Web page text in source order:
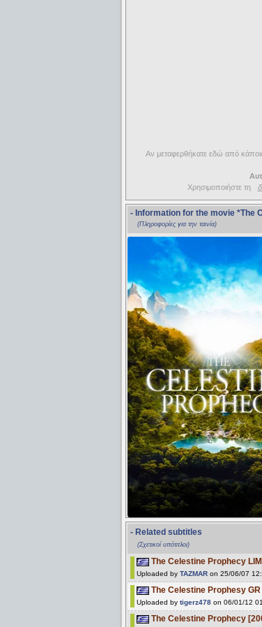
Αν μεταφερθήκατε εδώ από
Χρησιμοποιήστε τη
- Information for the movie *The
(Πληροφορίες για την ταινία)
- Related subtitles
(Σχετικοί υπότιτλοι)
Τhe Celestine Prophecy
Uploaded by TAZMAR on 25/06/07
The Celestine Prophesy
Uploaded by tigerz478 on 06/01/12
The Celestine Prophecy